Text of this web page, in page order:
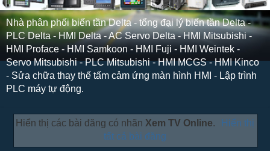
Nhà phân phối biến tần Delta - tổng đại lý biến tần Delta -
PLC Delta - HMI Delta - AC Servo Delta - HMI Mitsubishi -
HMI Proface - HMI Samkoon - HMI Fuji - HMI Weintek -
Servo Mitsubishi - PLC Mitsubishi - HMI MCGS - HMI Kinco
- Sửa chữa thay thế tấm cảm ứng màn hình HMI - Lập trình
PLC máy tự động.
Hiển thị các bài đăng có nhãn Xem TV Online.
Hiển thị
tất cả bài đăng